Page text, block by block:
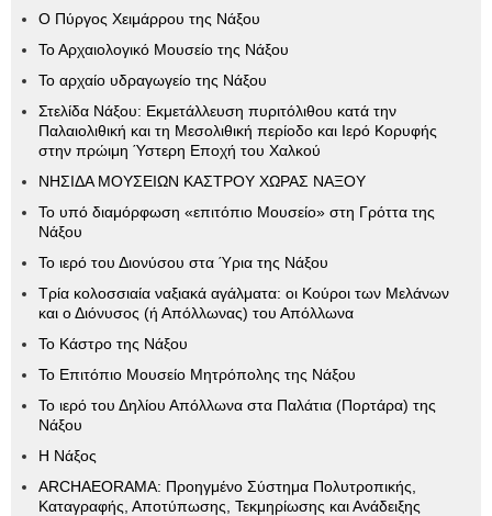
Ο Πύργος Χειμάρρου της Νάξου
Το Αρχαιολογικό Μουσείο της Νάξου
Το αρχαίο υδραγωγείο της Νάξου
Στελίδα Νάξου: Εκμετάλλευση πυριτόλιθου κατά την
Παλαιολιθική και τη Μεσολιθική περίοδο και Ιερό Κορυφής
στην πρώιμη Ύστερη Εποχή του Χαλκού
ΝΗΣΙΔΑ ΜΟΥΣΕΙΩΝ ΚΑΣΤΡΟΥ ΧΩΡΑΣ ΝΑΞΟΥ
Το υπό διαμόρφωση «επιτόπιο Μουσείο» στη Γρόττα της
Νάξου
Το ιερό του Διονύσου στα Ύρια της Νάξου
Τρία κολοσσιαία ναξιακά αγάλματα: οι Κούροι των Μελάνων
και ο Διόνυσος (ή Απόλλωνας) του Απόλλωνα
Το Κάστρο της Νάξου
Το Επιτόπιο Μουσείο Μητρόπολης της Νάξου
Το ιερό του Δηλίου Απόλλωνα στα Παλάτια (Πορτάρα) της
Νάξου
Η Νάξος
ARCHAEORAMA: Προηγμένο Σύστημα Πολυτροπικής,
Καταγραφής, Αποτύπωσης, Τεκμηρίωσης και Ανάδειξης